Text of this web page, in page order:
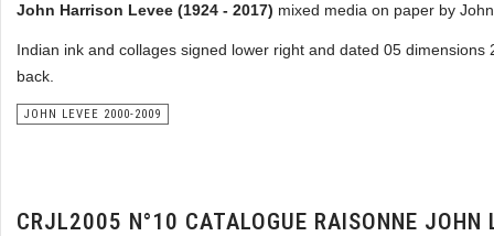
John Harrison Levee (1924 - 2017) mixed media on paper by
Indian ink and collages signed lower right and dated 05
back.
JOHN LEVEE 2000-2009
CRJL2005 N°10 CATALOGUE RAISONNE JOHN